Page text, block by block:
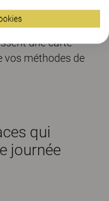
de
et des
une carte
vos méthodes de
qui
journée